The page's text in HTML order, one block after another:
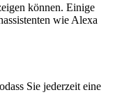
können. Einige
wie Alexa
Sie jederzeit eine